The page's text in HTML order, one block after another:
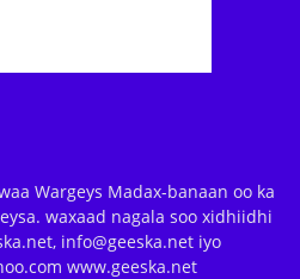
Wargeys Madax-banaan oo ka
waxaad nagala soo xidhiidhi
info@geeska.net iyo
www.geeska.net